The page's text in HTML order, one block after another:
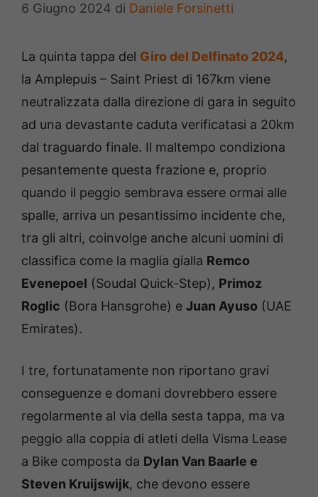
6 Giugno 2024 di Daniele Forsinetti
La quinta tappa del Giro del Delfinato 2024,
la Amplepuis – Saint Priest di 167km viene
neutralizzata dalla direzione di gara in seguito
ad una devastante caduta verificatasi a 20km
dal traguardo finale. Il maltempo condiziona
pesantemente questa frazione e, proprio
quando il peggio sembrava essere ormai alle
spalle, arriva un pesantissimo incidente che,
tra gli altri, coinvolge anche alcuni uomini di
classifica come la maglia gialla Remco
Evenepoel (Soudal Quick-Step), Primoz
Roglic (Bora Hansgrohe) e Juan Ayuso (UAE
Emirates).
I tre, fortunatamente non riportano gravi
conseguenze e domani dovrebbero essere
regolarmente al via della sesta tappa, ma va
peggio alla coppia di atleti della Visma Lease
a Bike composta da Dylan Van Baarle e
Steven Kruijswijk, che devono essere